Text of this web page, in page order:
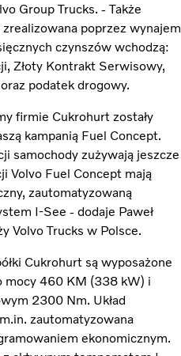
Group Trucks. - Także
poprzez wynajem
czynszów wchodzą:
Złoty Kontrakt Serwisowy,
podatek drogowy.
firmie Cukrohurt zostały
kampanią Fuel Concept.
samochody zużywają jeszcze
Volvo Fuel Concept mają
zautomatyzowaną
I-See - dodaje Paweł
Volvo Trucks w Polsce.
Cukrohurt są wyposażone
mocy 460 KM (338 kW) i
2300 Nm. Układ
zautomatyzowana
ekonomicznym.